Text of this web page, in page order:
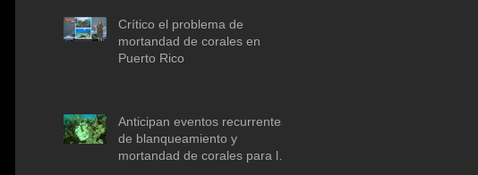
Crítico el problema de
mortandad de corales en
Puerto Rico
Anticipan eventos recurrentes
de blanqueamiento y
mortandad de corales para la